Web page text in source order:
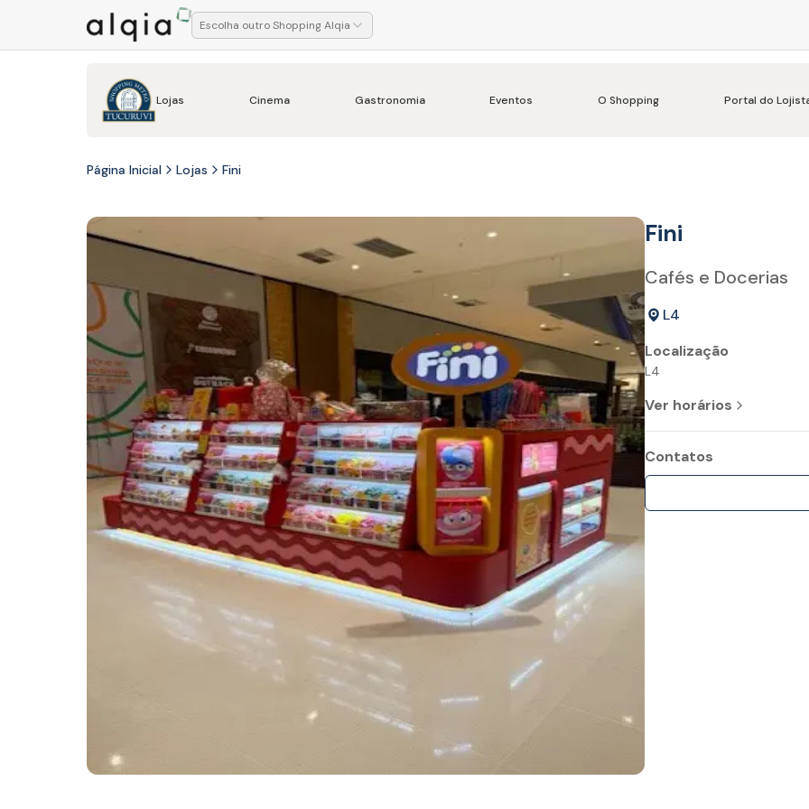
Escolha outro Shopping Alqia
Lojas Cinema Gastronomia Eventos O Shopping Portal do
Página Inicial Lojas Fini
Fini
Cafés e Docerias
L4
Localização
L4
Ver horários
Contatos